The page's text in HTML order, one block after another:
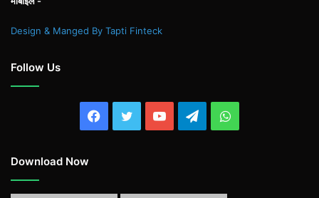
Design & Manged By Tapti Finteck
Follow Us
Facebook
TwitterYouTubeTelegramWhatsApp
Download Now